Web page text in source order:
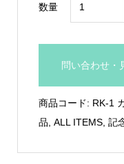
数量
大
1
問い合わせ・
商品コード: RK-1
品 ALL ITEMS, 記